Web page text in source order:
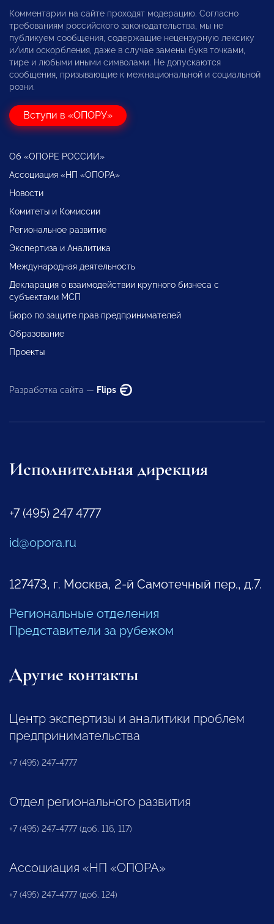
Комментарии на сайте проходят модерацию. Согласно
требованиям российского законодательства, мы не
публикуем сообщения, содержащие нецензурную лексику
и/или оскорбления, даже в случае замены букв точками,
тире и любыми иными символами. Не допускаются
сообщения, призывающие к межнациональной и социальной
розни.
Вступи в «ОПОРУ»
Об «ОПОРЕ РОССИИ»
Ассоциация «НП «ОПОРА»
Новости
Комитеты и Комиссии
Региональное развитие
Экспертиза и Аналитика
Международная деятельность
Декларация о взаимодействии крупного бизнеса с
субъектами МСП
Бюро по защите прав предпринимателей
Образование
Проекты
Разработка сайта — Flips
Исполнительная дирекция
+7 (495) 247 4777
id@opora.ru
127473, г. Москва, 2-й Самотечный пер., д.7.
Региональные отделения
Представители за рубежом
Другие контакты
Центр экспертизы и аналитики проблем
предпринимательства
+7 (495) 247-4777
Отдел регионального развития
+7 (495) 247-4777 (доб. 116, 117)
Ассоциация «НП «ОПОРА»
+7 (495) 247-4777 (доб. 124)